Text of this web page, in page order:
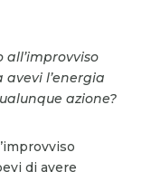
all’improvviso
l’energia
azione?
di avere